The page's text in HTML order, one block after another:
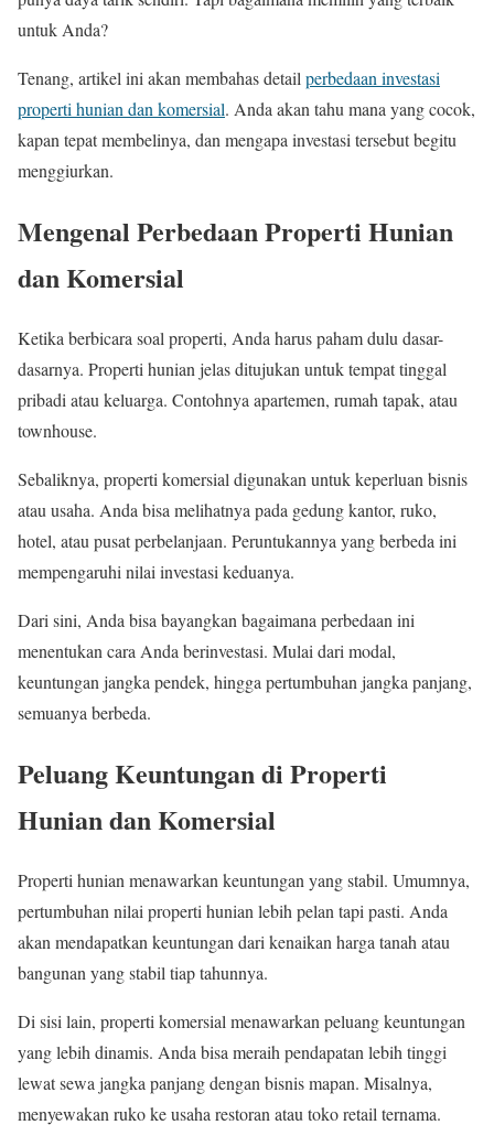
untuk Anda?
Tenang, artikel ini akan membahas detail perbedaan investasi
properti hunian dan komersial. Anda akan tahu mana yang cocok,
kapan tepat membelinya, dan mengapa investasi tersebut begitu
menggiurkan.
Mengenal Perbedaan Properti Hunian
dan Komersial
Ketika berbicara soal properti, Anda harus paham dulu dasar-
dasarnya. Properti hunian jelas ditujukan untuk tempat tinggal
pribadi atau keluarga. Contohnya apartemen, rumah tapak, atau
townhouse.
Sebaliknya, properti komersial digunakan untuk keperluan bisnis
atau usaha. Anda bisa melihatnya pada gedung kantor, ruko,
hotel, atau pusat perbelanjaan. Peruntukannya yang berbeda ini
mempengaruhi nilai investasi keduanya.
Dari sini, Anda bisa bayangkan bagaimana perbedaan ini
menentukan cara Anda berinvestasi. Mulai dari modal,
keuntungan jangka pendek, hingga pertumbuhan jangka panjang,
semuanya berbeda.
Peluang Keuntungan di Properti
Hunian dan Komersial
Properti hunian menawarkan keuntungan yang stabil. Umumnya,
pertumbuhan nilai properti hunian lebih pelan tapi pasti. Anda
akan mendapatkan keuntungan dari kenaikan harga tanah atau
bangunan yang stabil tiap tahunnya.
Di sisi lain, properti komersial menawarkan peluang keuntungan
yang lebih dinamis. Anda bisa meraih pendapatan lebih tinggi
lewat sewa jangka panjang dengan bisnis mapan. Misalnya,
menyewakan ruko ke usaha restoran atau toko retail ternama.